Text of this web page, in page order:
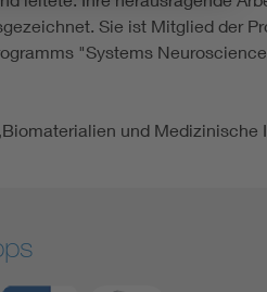
Sie ist Mitglied der
"Systems
und Medizinische